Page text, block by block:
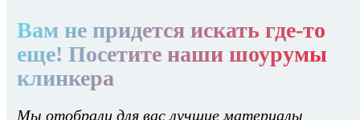
Вам не придется искать где-то
еще! Посетите наши шоурумы
клинкера
Мы отобрали для вас лучшие материалы